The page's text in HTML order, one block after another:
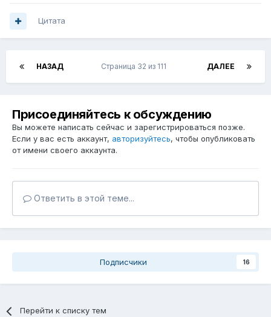
Цитата
НАЗАД ДАЛЕЕ
Страница 32 из 111
Присоединяйтесь к обсуждению
Вы можете написать сейчас и зарегистрироваться позже.
Если у вас есть аккаунт, авторизуйтесь, чтобы опубликовать
от имени своего аккаунта.
Ответить в этой теме...
Подписчики 16
Перейти к списку тем